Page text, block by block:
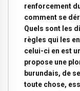
renforcement
comment se
Quels sont les
règles qui les
celui-ci en est
propose une
burundais, de
toute chose,